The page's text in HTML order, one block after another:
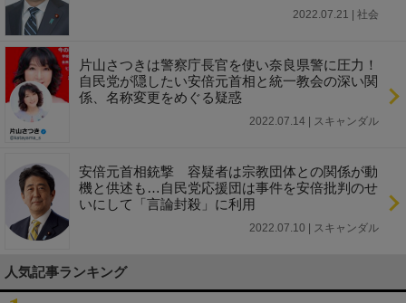
2022.07.21 | 社会
片山さつきは警察庁長官を使い奈良県警に圧力！
自民党が隠したい安倍元首相と統一教会の深い関
係、名称変更をめぐる疑惑
2022.07.14 | スキャンダル
安倍元首相銃撃 容疑者は宗教団体との関係が動
機と供述も…自民党応援団は事件を安倍批判のせ
いにして「言論封殺」に利用
2022.07.10 | スキャンダル
人気記事ランキング